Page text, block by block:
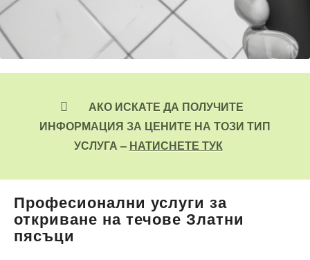
АКО ИСКАТЕ ДА ПОЛУЧИТЕ
ИНФОРМАЦИЯ ЗА ЦЕНИТЕ НА ТОЗИ ТИП
УСЛУГА – НАТИСНЕТЕ ТУК
Професионални услуги за
откриване на течове Златни
пясъци